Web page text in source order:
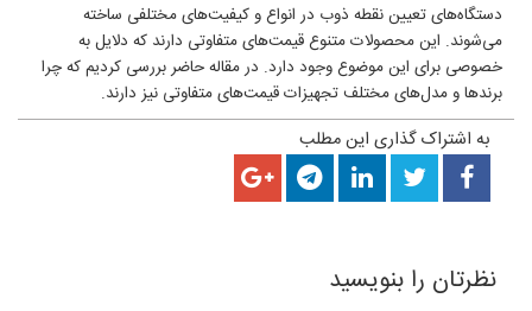
دستگاه‌های تعیین نقطه ذوب در انواع و کیفیت‌های مختلفی ساخته
می‌شوند. این محصولات متنوع قیمت‌های متفاوتی دارند که دلایل به
خصوصی برای این موضوع وجود دارد. در مقاله حاضر بررسی کردیم که چرا
برند‌ها و مدل‌های مختلف تجهیزات قیمت‌های متفاوتی نیز دارند.
به اشتراک گذاری این مطلب
نظرتان را بنویسید